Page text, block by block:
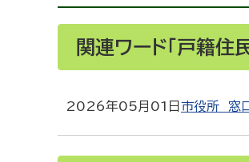
関連ワード「戸籍住
2026年05月01日 市役所 窓